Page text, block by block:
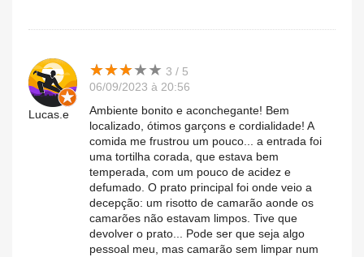
Lucas.e
★★★★★
★★★★★ 3 / 5
06/09/2023 à 20:56
Ambiente bonito e aconchegante! Bem
localizado, ótimos garçons e cordialidade! A
comida me frustrou um pouco... a entrada foi
uma tortilha corada, que estava bem
temperada, com um pouco de acidez e
defumado. O prato principal foi onde veio a
decepção: um risotto de camarão aonde os
camarões não estavam limpos. Tive que
devolver o prato... Pode ser que seja algo
pessoal meu, mas camarão sem limpar num